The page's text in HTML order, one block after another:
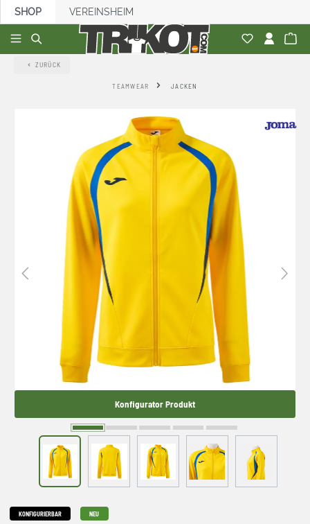
springen
SHOP VEREINSHEIM
ZURÜCK
TEAMWEAR JACKEN
Konfigurator Produkt
KONFIGURIERBAR NEU